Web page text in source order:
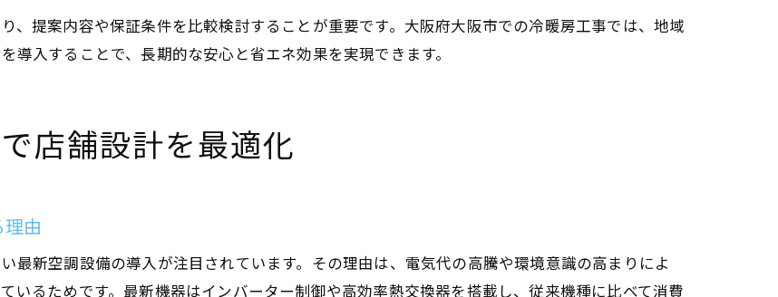
、提案内容や保証条件を比較検討することが重要です。大阪府大阪市での冷暖房工事では、地域
入することで、長期的な安心と省エネ効果を実現できます。
店舗設計を最適化
由
最新空調設備の導入が注目されています。その理由は、電気代の高騰や環境意識の高まりによ
いるためです。最新機器はインバーター制御や高効率熱交換器を搭載し、従来機種に比べて消費